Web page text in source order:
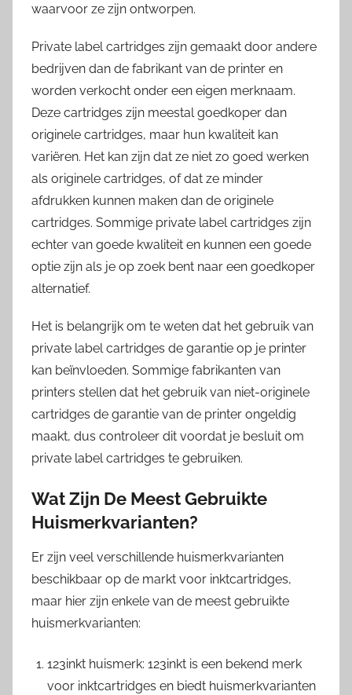
waarvoor ze zijn ontworpen.
Private label cartridges zijn gemaakt door andere
bedrijven dan de fabrikant van de printer en
worden verkocht onder een eigen merknaam.
Deze cartridges zijn meestal goedkoper dan
originele cartridges, maar hun kwaliteit kan
variëren. Het kan zijn dat ze niet zo goed werken
als originele cartridges, of dat ze minder
afdrukken kunnen maken dan de originele
cartridges. Sommige private label cartridges zijn
echter van goede kwaliteit en kunnen een goede
optie zijn als je op zoek bent naar een goedkoper
alternatief.
Het is belangrijk om te weten dat het gebruik van
private label cartridges de garantie op je printer
kan beïnvloeden. Sommige fabrikanten van
printers stellen dat het gebruik van niet-originele
cartridges de garantie van de printer ongeldig
maakt, dus controleer dit voordat je besluit om
private label cartridges te gebruiken.
Wat Zijn De Meest Gebruikte
Huismerkvarianten?
Er zijn veel verschillende huismerkvarianten
beschikbaar op de markt voor inktcartridges,
maar hier zijn enkele van de meest gebruikte
huismerkvarianten:
123inkt huismerk: 123inkt is een bekend merk
voor inktcartridges en biedt huismerkvarianten